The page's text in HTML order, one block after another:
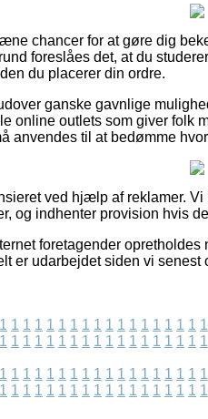
chancer for at gøre dig
foreslåes det, at du
du placerer din ordre.
ganske gavnlige
online outlets som giver folk
anvendes til at bedømme
ved hjælp af reklamer.
og indhenter provision hvis
foretagender
er udarbejdet siden vi senest
1 1 1 1 1 1 1 1 1 1 1 1 1 1 1 1 1 1
1 1 1 1 1 1 1 1 1 1 1 1 1 1 1 1 1 1
1 1 1 1 1 1 1 1 1 1 1 1 1 1 1 1 1 1
1 1 1 1 1 1 1 1 1 1 1 1 1 1 1 1 1 1